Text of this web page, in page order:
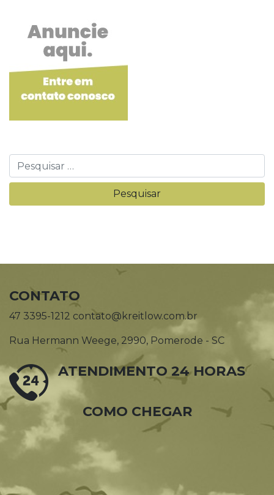
CONTATO
47 3395-1212 contato@kreitlow.com.br
Rua Hermann Weege, 2990, Pomerode - SC
ATENDIMENTO 24 HORAS
COMO CHEGAR